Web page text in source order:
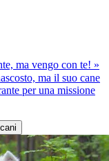
ma vengo con te! »
ma il suo cane
per una missione